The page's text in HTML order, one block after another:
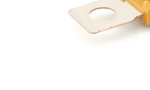
Veiligheid
Boten, toebehoren en fun